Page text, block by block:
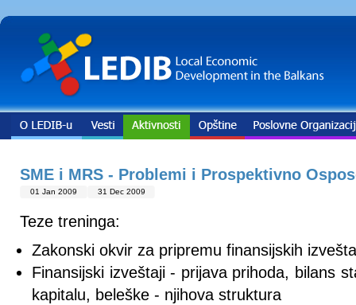
SME i MRS - Problemi i Prospektivno
01 Jan 2009 31 Dec 2009
Teze treninga:
Zakonski okvir za pripremu finansijskih
Finansijski izveštaji - prijava prihoda, bilans
kapitalu, beleške - njihova struktura